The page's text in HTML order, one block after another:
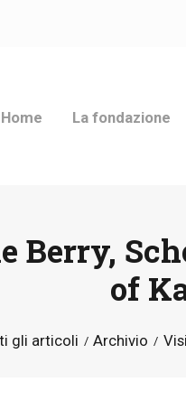
Home La fondazione
Berry,
of
gli articoli Archivio
ATTIVITÀ E
RISORSE
NEWS